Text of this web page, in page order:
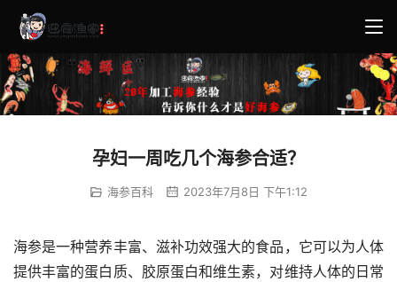
孕妇一周吃几个海参合适？
海参百科 2023年7月8日 下午1:12
海参是一种营养丰富、滋补功效强大的食品，它可以为人体
提供丰富的蛋白质、胶原蛋白和维生素，对维持人体的日常